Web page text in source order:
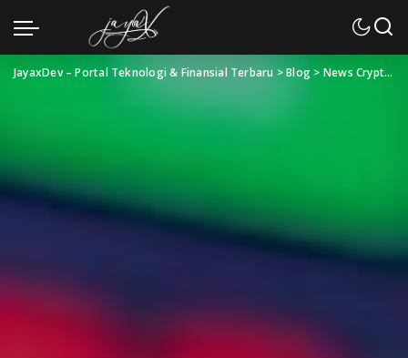
JayaxDev – Portal Teknologi & Finansial Terbaru >Blog > News Crypto